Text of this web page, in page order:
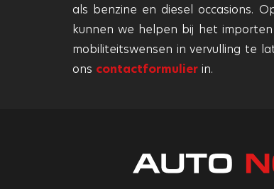
als benzine en diesel occasions.
kunnen we helpen bij het
mobiliteitswensen in vervulling te
ons contactformulier in.